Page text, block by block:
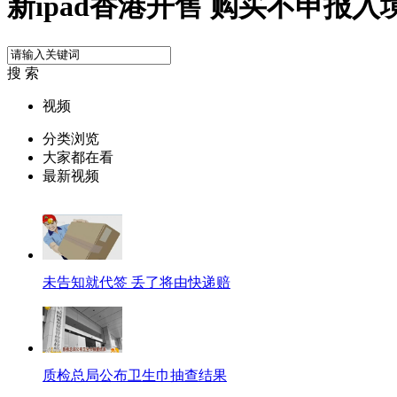
新ipad香港开售 购买不申报入
搜 索
视频
分类浏览
大家都在看
最新视频
未告知就代签 丢了将由快递赔
质检总局公布卫生巾抽查结果